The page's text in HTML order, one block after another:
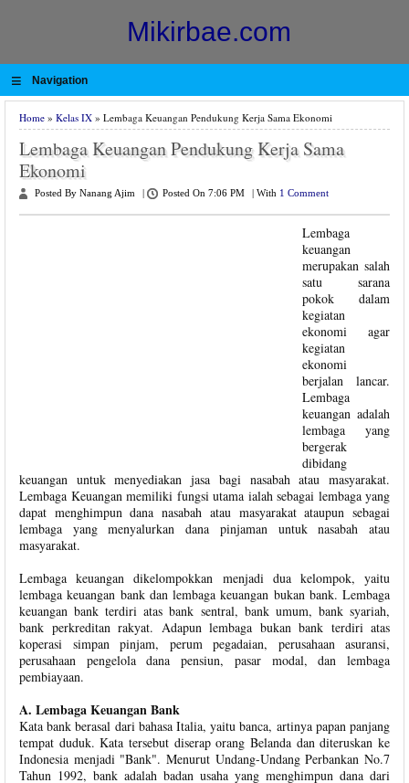
Mikirbae.com
≡ Navigation
Home » Kelas IX » Lembaga Keuangan Pendukung Kerja Sama Ekonomi
Lembaga Keuangan Pendukung Kerja Sama
Ekonomi
Posted By Nanang Ajim Posted On 7:06 PM With 1 Comment
Lembaga
keuangan
merupakan salah
satu sarana
pokok dalam
kegiatan
ekonomi agar
kegiatan
ekonomi
berjalan lancar.
Lembaga
keuangan adalah
lembaga yang
bergerak
dibidang
keuangan untuk menyediakan jasa bagi nasabah atau masyarakat.
Lembaga Keuangan memiliki fungsi utama ialah sebagai lembaga yang
dapat menghimpun dana nasabah atau masyarakat ataupun sebagai
lembaga yang menyalurkan dana pinjaman untuk nasabah atau
masyarakat.
Lembaga keuangan dikelompokkan menjadi dua kelompok, yaitu
lembaga keuangan bank dan lembaga keuangan bukan bank. Lembaga
keuangan bank terdiri atas bank sentral, bank umum, bank syariah,
bank perkreditan rakyat. Adapun lembaga bukan bank terdiri atas
koperasi simpan pinjam, perum pegadaian, perusahaan asuransi,
perusahaan pengelola dana pensiun, pasar modal, dan lembaga
pembiayaan.
A. Lembaga Keuangan Bank
Kata bank berasal dari bahasa Italia, yaitu banca, artinya papan panjang
tempat duduk. Kata tersebut diserap orang Belanda dan diteruskan ke
Indonesia menjadi "Bank". Menurut Undang-Undang Perbankan No.7
Tahun 1992, bank adalah badan usaha yang menghimpun dana dari